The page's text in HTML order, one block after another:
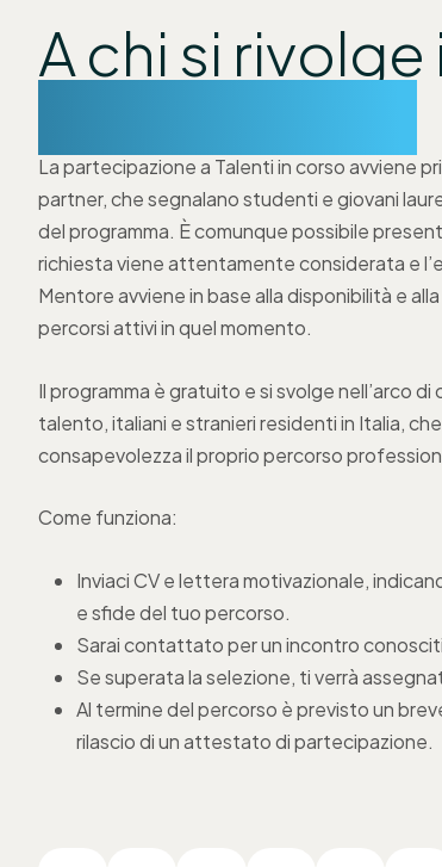
A chi si rivolge
La partecipazione a Talenti in corso avviene
partner, che segnalano studenti e giovani
del programma. È comunque possibile
richiesta viene attentamente considerata el’
Mentoreavviene in base alla disponibilità e
percorsi attivi in quel momento.
Il programma è gratuito e si svolge nell’arco
talento, italiani e stranieri residenti in Italia,
consapevolezza il proprio percorso
Come funziona:
Inviaci CV e lettera motivazionale,
e sfide del tuo percorso.
Sarai contattato per un incontro
Se superata la selezione, ti verrà
Al termine del percorso è previsto un
rilascio di un attestato di partecipazione.